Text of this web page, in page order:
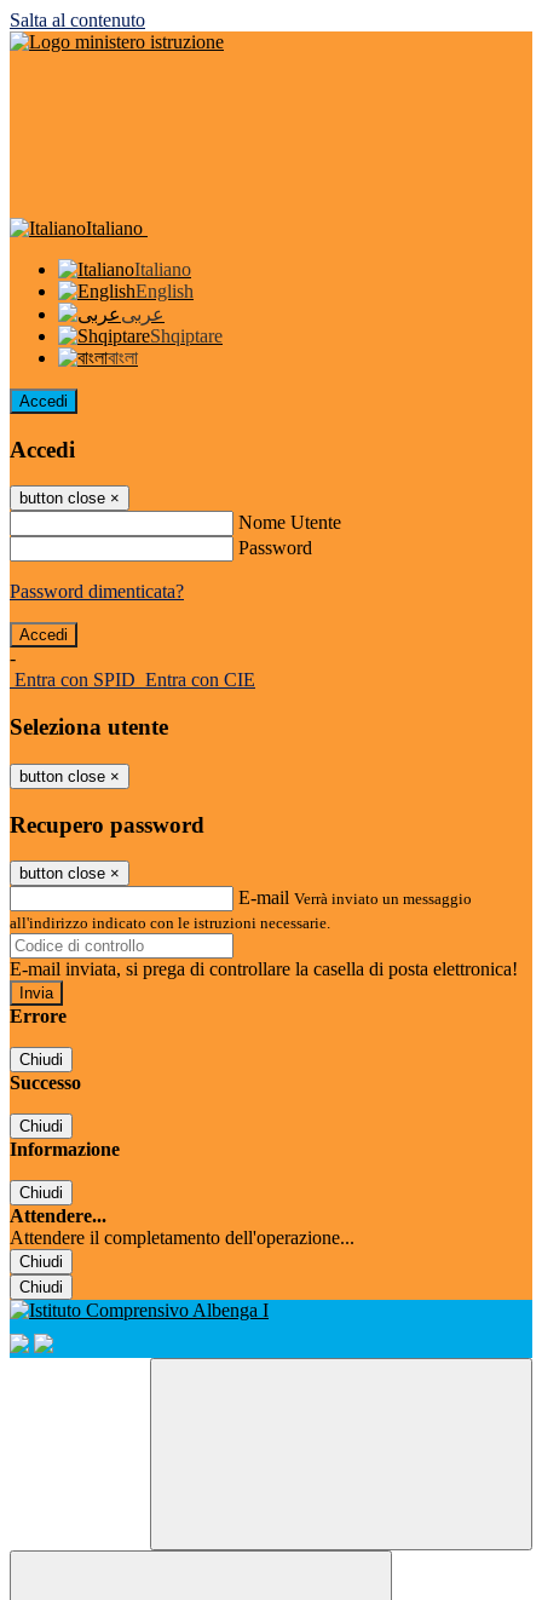
Salta al contenuto
Italiano
Italiano
English
عربى
Shqiptare
বাংলা
Accedi
Accedi
button close ×
Nome Utente
Password
Password dimenticata?
-
Entra con SPID Entra con CIE
Seleziona utente
button close ×
Recupero password
button close ×
E-mail Verrà inviato un messaggio
all'indirizzo indicato con le istruzioni necessarie.
E-mail inviata, si prega di controllare la casella di posta elettronica!
Errore
Chiudi
Successo
Chiudi
Informazione
Chiudi
Attendere...
Attendere il completamento dell'operazione...
Chiudi
Chiudi